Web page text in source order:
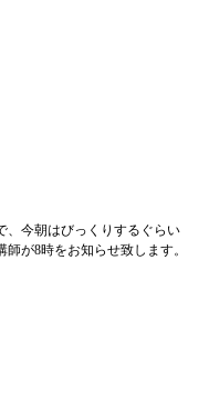
、今朝はびっくりするぐらい
師が8時をお知らせ致します。